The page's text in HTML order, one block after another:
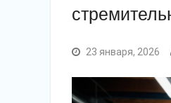
23 января, 2026